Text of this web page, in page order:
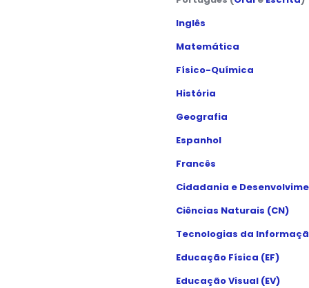
Inglês
Matemática
Físico-Química
História
Geografia
Espanhol
Francês
Cidadania e
Ciências Naturais (CN)
Tecnologias da
Educação Física (EF)
Educação Visual (EV)